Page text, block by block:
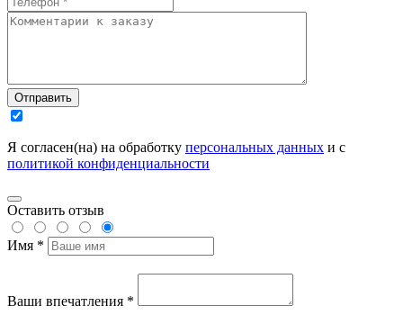
Отправить
Я согласен(на) на обработку персональных данных и с
политикой конфиденциальности
Оставить отзыв
Имя *
Ваши впечатления *